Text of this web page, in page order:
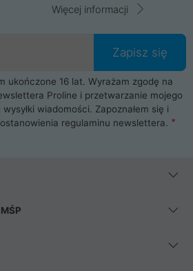
Więcej informacji
Zapisz się
ukończone 16 lat. Wyrażam zgodę na
Proline i przetwarzanie mojego
wiadomości. Zapoznałem się i
regulaminu newslettera.